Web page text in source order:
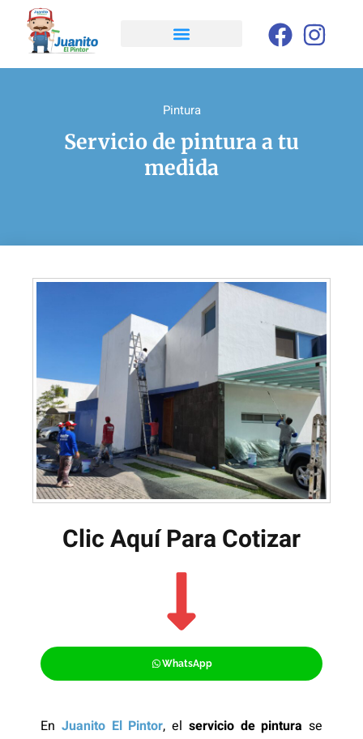
Pintura
Servicio de pintura a tu
medida
Clic Aquí Para Cotizar​
WhatsApp
En Juanito El Pintor, el servicio de pintura se